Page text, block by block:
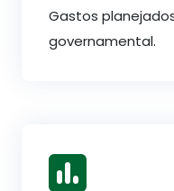
Gastos
governamental.